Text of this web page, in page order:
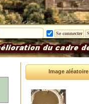
Image aléatoire